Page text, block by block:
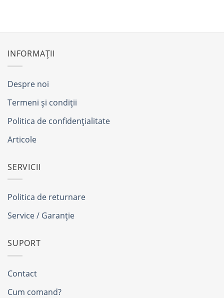
INFORMAȚII
Despre noi
Termeni și condiții
Politica de confidențialitate
Articole
SERVICII
Politica de returnare
Service / Garanție
SUPORT
Contact
Cum comand?